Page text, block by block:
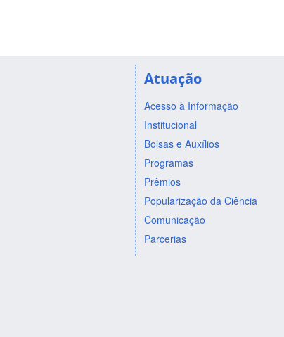
Atuação
Acesso à Informação
Institucional
Bolsas e Auxílios
Programas
Prêmios
Popularização da Ciência
Comunicação
Parcerias